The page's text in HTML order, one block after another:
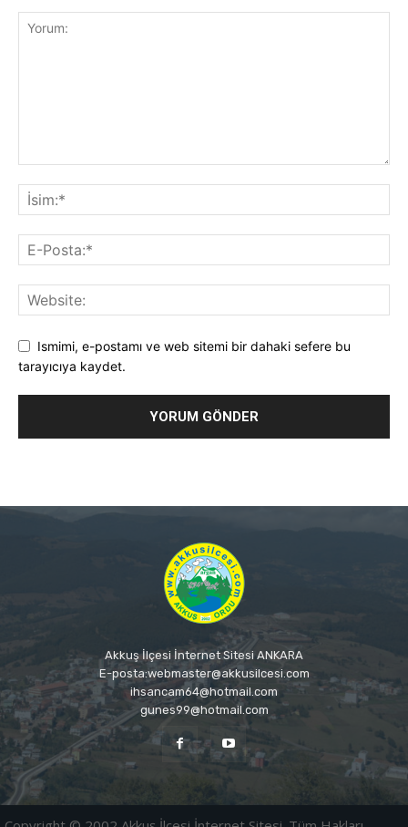
Ismimi, e-postamı ve web sitemi bir dahaki sefere bu
tarayıcıya kaydet.
Akkuş İlçesi İnternet Sitesi ANKARA
E-posta:webmaster@akkusilcesi.com
ihsancam64@hotmail.com
gunes99@hotmail.com